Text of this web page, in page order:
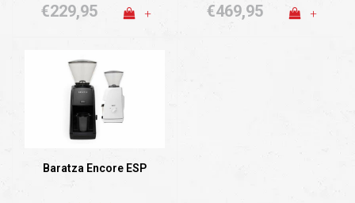
€229,95 + €469,95 +
Baratza Encore ESP